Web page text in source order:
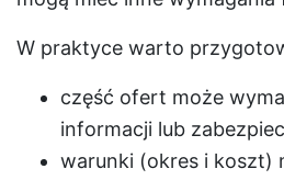
W praktyce warto
część ofert może
informacji lub
warunki (okres i koszt)